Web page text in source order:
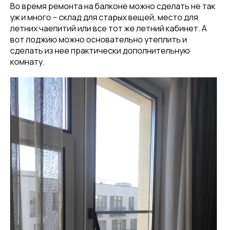
Во время ремонта на балконе можно сделать не так
уж и много – склад для старых вещей, место для
летних чаепитий или все тот же летний кабинет. А
вот лоджию можно основательно утеплить и
сделать из нее практически дополнительную
комнату.